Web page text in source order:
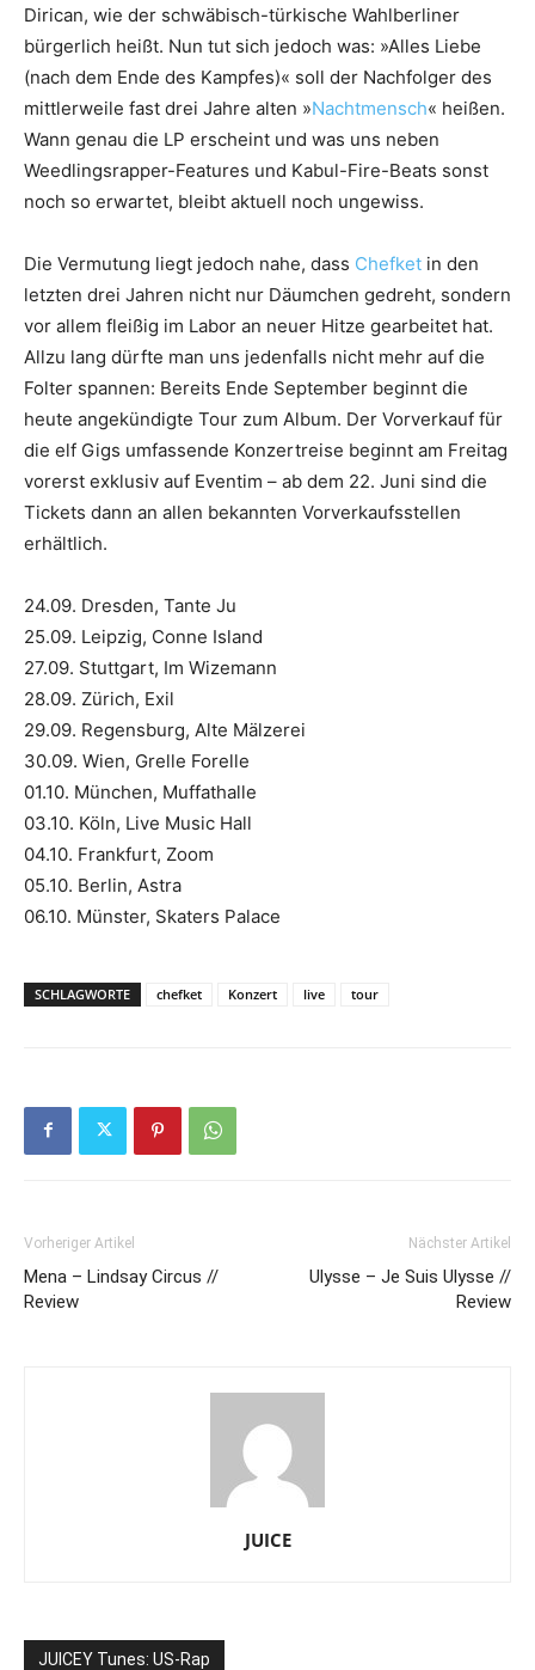
Dirican, wie der schwäbisch-türkische Wahlberliner
bürgerlich heißt. Nun tut sich jedoch was: »Alles Liebe
(nach dem Ende des Kampfes)« soll der Nachfolger des
mittlerweile fast drei Jahre alten »Nachtmensch« heißen.
Wann genau die LP erscheint und was uns neben
Weedlingsrapper-Features und Kabul-Fire-Beats sonst
noch so erwartet, bleibt aktuell noch ungewiss.
Die Vermutung liegt jedoch nahe, dass Chefket in den
letzten drei Jahren nicht nur Däumchen gedreht, sondern
vor allem fleißig im Labor an neuer Hitze gearbeitet hat.
Allzu lang dürfte man uns jedenfalls nicht mehr auf die
Folter spannen: Bereits Ende September beginnt die
heute angekündigte Tour zum Album. Der Vorverkauf für
die elf Gigs umfassende Konzertreise beginnt am Freitag
vorerst exklusiv auf Eventim – ab dem 22. Juni sind die
Tickets dann an allen bekannten Vorverkaufsstellen
erhältlich.
24.09. Dresden, Tante Ju
25.09. Leipzig, Conne Island
27.09. Stuttgart, Im Wizemann
28.09. Zürich, Exil
29.09. Regensburg, Alte Mälzerei
30.09. Wien, Grelle Forelle
01.10. München, Muffathalle
03.10. Köln, Live Music Hall
04.10. Frankfurt, Zoom
05.10. Berlin, Astra
06.10. Münster, Skaters Palace
SCHLAGWORTE chefket Konzert live tour
Vorheriger Artikel
Mena – Lindsay Circus //
Review
Nächster Artikel
Ulysse – Je Suis Ulysse //
Review
JUICE
JUICEY Tunes: US-Rap